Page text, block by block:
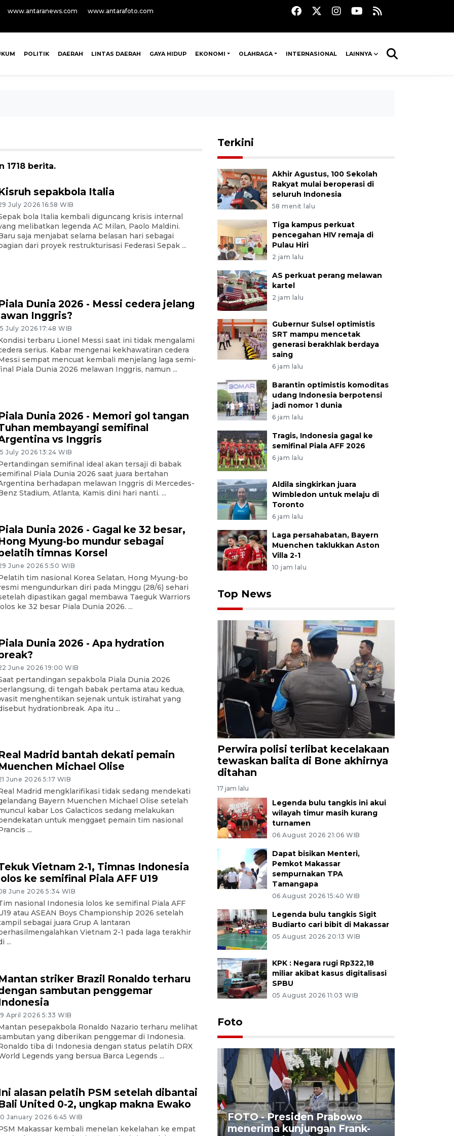
www.antaranews.com www.antarafoto.com
POLITIK DAERAH LINTAS DAERAH GAYA HIDUP EKONOMI OLAHRAGA INTERNASIONAL LAINNYA
1718 berita.
sepakbola Italia
July 2026 16:58 WIB
bola Italia kembali diguncang krisis internal
melibatkan legenda AC Milan, Paolo Maldini.
saja menjabat selama belasan hari sebagai
dari proyek restrukturisasi Federasi Sepak ...
Dunia 2026 - Messi cedera jelang
Inggris?
July 2026 17:48 WIB
terbaru Lionel Messi saat ini tidak mengalami
serius. Kabar mengenai kekhawatiran cedera
sempat mencuat kembali menjelang laga semi-
Piala Dunia 2026 melawan Inggris, namun ...
Dunia 2026 - Memori gol tangan
membayangi semifinal
vs Inggris
July 2026 13:24 WIB
semifinal ideal akan tersaji di babak
Piala Dunia 2026 saat juara bertahan
berhadapan melawan Inggris di Mercedes-
Stadium, Atlanta, Kamis dini hari nanti. ...
Dunia 2026 - Gagal ke 32 besar,
Myung-bo mundur sebagai
timnas Korsel
June 2026 5:50 WIB
tim nasional Korea Selatan, Hong Myung-bo
mengundurkan diri pada Minggu (28/6) sehari
dipastikan gagal membawa Taeguk Warriors
ke 32 besar Piala Dunia 2026. ...
Dunia 2026 - Apa hydration
June 2026 19:00 WIB
pertandingan sepakbola Piala Dunia 2026
di tengah babak pertama atau kedua,
menghentikan sejenak untuk istirahat yang
hydrationbreak. Apa itu ...
Madrid bantah dekati pemain
Michael Olise
June 2026 5:17 WIB
Madrid mengklarifikasi tidak sedang mendekati
Bayern Muenchen Michael Olise setelah
kabar Los Galacticos sedang melakukan
untuk menggaet pemain tim nasional
...
Vietnam 2-1, Timnas Indonesia
ke semifinal Piala AFF U19
June 2026 5:34 WIB
nasional Indonesia lolos ke semifinal Piala AFF
atau ASEAN Boys Championship 2026 setelah
sebagai juara Grup A lantaran
Vietnam 2-1 pada laga terakhir
...
striker Brazil Ronaldo terharu
sambutan penggemar
April 2026 5:33 WIB
pesepakbola Ronaldo Nazario terharu melihat
yang diberikan penggemar di Indonesia.
tiba di Indonesia dengan status pelatih DRX
Legends yang bersua Barca Legends ...
alasan pelatih PSM setelah dibantai
United 0-2, ungkap makna Ewako
January 2026 6:45 WIB
Makassar kembali menelan kekelahan ke empat
Terkini
Akhir Agustus, 100 Sekolah
Rakyat mulai beroperasi di
seluruh Indonesia
58 menit lalu
Tiga kampus perkuat
pencegahan HIV remaja di
Pulau Hiri
2 jam lalu
AS perkuat perang melawan
kartel
2 jam lalu
Gubernur Sulsel optimistis
SRT mampu mencetak
generasi berakhlak berdaya
saing
6 jam lalu
Barantin optimistis komoditas
udang Indonesia berpotensi
jadi nomor 1 dunia
6 jam lalu
Tragis, Indonesia gagal ke
semifinal Piala AFF 2026
6 jam lalu
Aldila singkirkan juara
Wimbledon untuk melaju di
Toronto
6 jam lalu
Laga persahabatan, Bayern
Muenchen taklukkan Aston
Villa 2-1
10 jam lalu
Top News
Perwira polisi terlibat kecelakaan
tewaskan balita di Bone akhirnya
ditahan
17 jam lalu
Legenda bulu tangkis ini akui
wilayah timur masih kurang
turnamen
06 August 2026 21:06 WIB
Dapat bisikan Menteri,
Pemkot Makassar
sempurnakan TPA
Tamangapa
06 August 2026 15:40 WIB
Legenda bulu tangkis Sigit
Budiarto cari bibit di Makassar
05 August 2026 20:13 WIB
KPK : Negara rugi Rp322,18
miliar akibat kasus digitalisasi
SPBU
05 August 2026 11:03 WIB
Foto
FOTO - Kirab memperingati
HUT ke-80 Raja Keraton
FOTO - Presiden Prabowo
menerima kunjungan Frank-